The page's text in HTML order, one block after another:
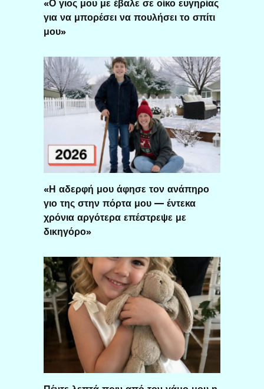
«Ο γιος μου με έβαλε σε οίκο ευγηρίας
για να μπορέσει να πουλήσει το σπίτι
μου»
«Η αδερφή μου άφησε τον ανάπηρο
γιο της στην πόρτα μου — έντεκα
χρόνια αργότερα επέστρεψε με
δικηγόρο»